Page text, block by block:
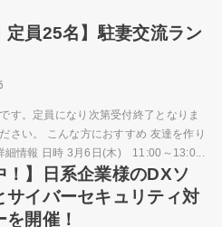
定員25名】駐妻交流ラン
す。定員になり次第受付終了となりま
さい。 こんな方におすすめ 友達を作り
細情報 日時 3月6日(木) 11:00～13:0...
！】日系企業様のDXソ
サイバーセキュリティ対
開催！